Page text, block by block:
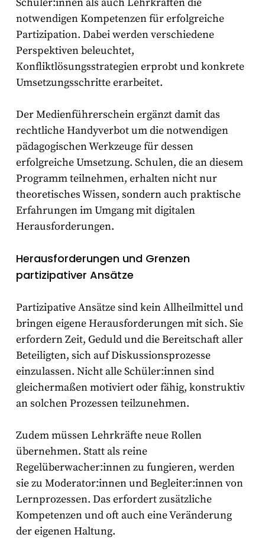
Schüler:innen als auch Lehrkräften die
notwendigen Kompetenzen für erfolgreiche
Partizipation. Dabei werden verschiedene
Perspektiven beleuchtet,
Konfliktlösungsstrategien erprobt und konkrete
Umsetzungsschritte erarbeitet.
Der Medienführerschein ergänzt damit das
rechtliche Handyverbot um die notwendigen
pädagogischen Werkzeuge für dessen
erfolgreiche Umsetzung. Schulen, die an diesem
Programm teilnehmen, erhalten nicht nur
theoretisches Wissen, sondern auch praktische
Erfahrungen im Umgang mit digitalen
Herausforderungen.
Herausforderungen und Grenzen
partizipativer Ansätze
Partizipative Ansätze sind kein Allheilmittel und
bringen eigene Herausforderungen mit sich. Sie
erfordern Zeit, Geduld und die Bereitschaft aller
Beteiligten, sich auf Diskussionsprozesse
einzulassen. Nicht alle Schüler:innen sind
gleichermaßen motiviert oder fähig, konstruktiv
an solchen Prozessen teilzunehmen.
Zudem müssen Lehrkräfte neue Rollen
übernehmen. Statt als reine
Regelüberwacher:innen zu fungieren, werden
sie zu Moderator:innen und Begleiter:innen von
Lernprozessen. Das erfordert zusätzliche
Kompetenzen und oft auch eine Veränderung
der eigenen Haltung.